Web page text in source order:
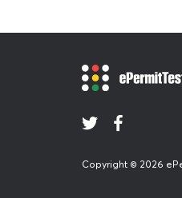
Copyright © 2026